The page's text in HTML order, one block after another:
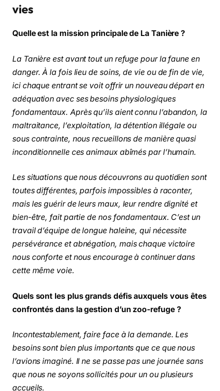
vies
Quelle est la mission principale de La Tanière ?
La Tanière est avant tout un refuge pour la faune en
danger. À la fois lieu de soins, de vie ou de fin de vie,
ici chaque entrant se voit offrir un nouveau départ en
adéquation avec ses besoins physiologiques
fondamentaux. Après qu’ils aient connu l’abandon, la
maltraitance, l’exploitation, la détention illégale ou
sous contrainte, nous recueillons de manière quasi
inconditionnelle ces animaux abîmés par l’humain.
Les situations que nous découvrons au quotidien sont
toutes différentes, parfois impossibles à raconter,
mais les guérir de leurs maux, leur rendre dignité et
bien-être, fait partie de nos fondamentaux. C’est un
travail d’équipe de longue haleine, qui nécessite
persévérance et abnégation, mais chaque victoire
nous conforte et nous encourage à continuer dans
cette même voie.
Quels sont les plus grands défis auxquels vous êtes
confrontés dans la gestion d’un zoo-refuge ?
Incontestablement, faire face à la demande. Les
besoins sont bien plus importants que ce que nous
l’avions imaginé. Il ne se passe pas une journée sans
que nous ne soyons sollicités pour un ou plusieurs
accueils.